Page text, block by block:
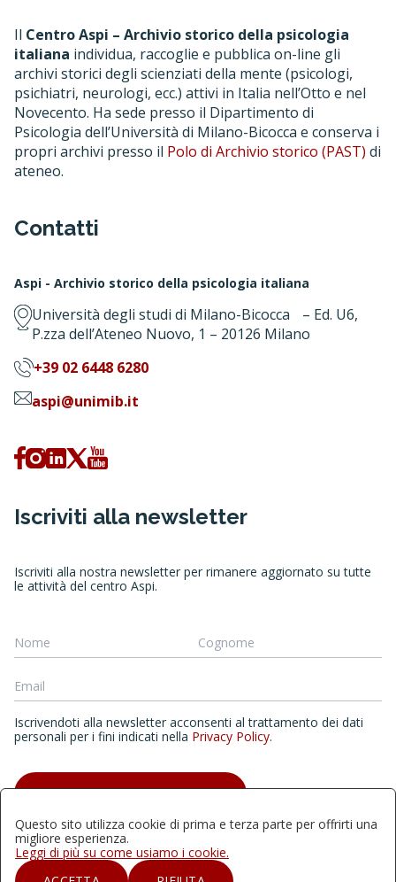
Il Centro Aspi – Archivio storico della psicologia
italiana individua, raccoglie e pubblica on-line gli
archivi storici degli scienziati della mente (psicologi,
psichiatri, neurologi, ecc.) attivi in Italia nell’Otto e nel
Novecento. Ha sede presso il Dipartimento di
Psicologia dell’Università di Milano-Bicocca e conserva i
propri archivi presso il Polo di Archivio storico (PAST) di
ateneo.
Contatti
Aspi - Archivio storico della psicologia italiana
Università degli studi di Milano-Bicocca – Ed. U6,
P.zza dell’Ateneo Nuovo, 1 – 20126 Milano
+39 02 6448 6280
aspi@unimib.it
Iscriviti alla newsletter
Iscriviti alla nostra newsletter per rimanere aggiornato su tutte
le attività del centro Aspi.
Iscrivendoti alla newsletter acconsenti al trattamento dei dati
personali per i fini indicati nella Privacy Policy.
ISCRIVITI ALLA NEWSLETTER
Quest'opera è distribuita con Licenza Creative Commons
Questo sito utilizza cookie di prima e terza parte per offrirti una
migliore esperienza.
Leggi di più su come usiamo i cookie.